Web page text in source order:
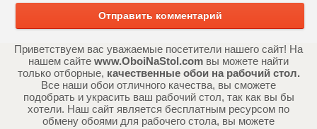
Отправить комментарий
Приветствуем вас уважаемые посетители нашего сайт! На
нашем сайте www.OboiNaStol.com вы можете найти
только отборные, качественные обои на рабочий стол.
Все наши обои отличного качества, вы сможете
подобрать и украсить ваш рабочий стол, так как вы бы
хотели. Наш сайт является бесплатным ресурсом по
обмену обоями для рабочего стола, вы можете